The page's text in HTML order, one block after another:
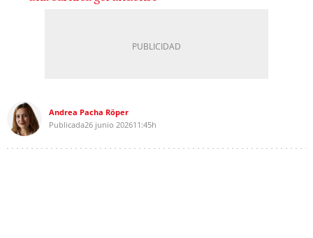
Andrea Pacha Röper
Publicada26 junio 202611:45h